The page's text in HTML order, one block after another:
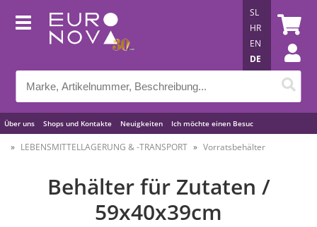
Über uns Shops und Kontakte Neuigkeiten Ich möchte einen Besuc
Nützliche Tipps
SL
HR
EN
DE
LEBENSMITTELLAGERUNG & -TRANSPORT Vorratsbehälter
Behälter für Zutaten /
59x40x39cm